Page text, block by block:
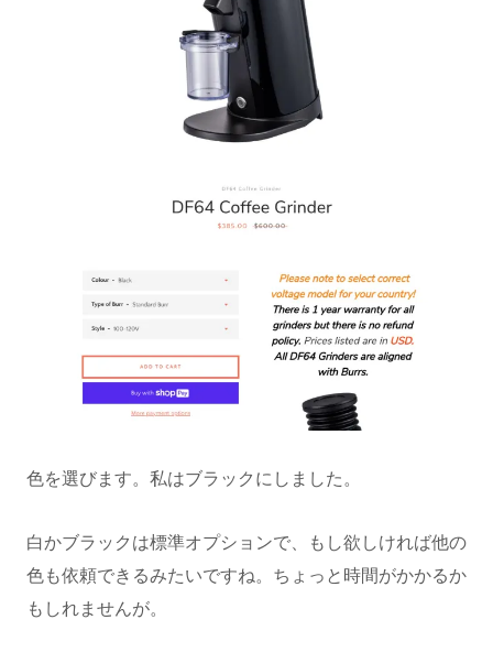
色を選びます。私はブラックにしました。
白かブラックは標準オプションで、もし欲しければ他の
色も依頼できるみたいですね。ちょっと時間がかかるか
もしれませんが。